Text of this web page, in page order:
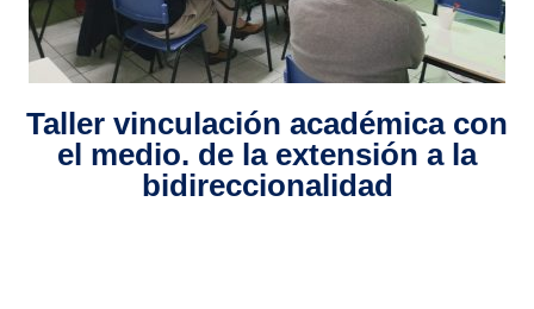
Taller vinculación académica con
el medio. de la extensión a la
bidireccionalidad